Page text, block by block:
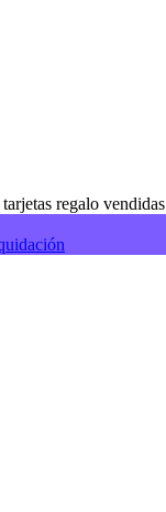
regalo vendidas